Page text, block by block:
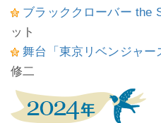
ブラッククローバー the
ット
舞台「東京リベンジャ
修二